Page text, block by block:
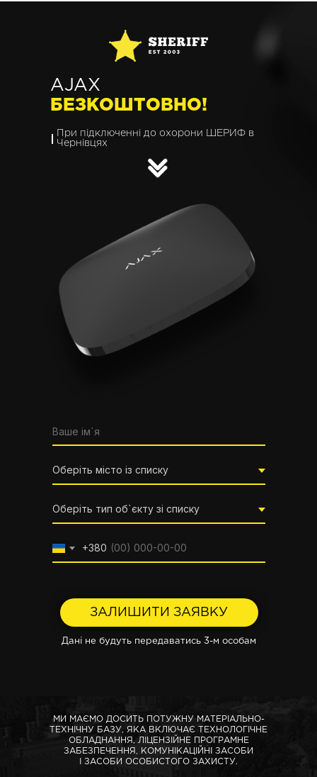
AJAX
БЕЗКОШТОВНО!
При підключенні до охорони ШЕРИФ в
Чернівцях
+380
ЗАЛИШИТИ ЗАЯВКУ
Дані не будуть передаватись 3-м особам
МИ МАЄМО ДОСИТЬ ПОТУЖНУ МАТЕРІАЛЬНО-
ТЕХНІЧНУ БАЗУ, ЯКА ВКЛЮЧАЄ ТЕХНОЛОГІЧНЕ
ОБЛАДНАННЯ, ЛІЦЕНЗІЙНЕ ПРОГРАМНЕ
ЗАБЕЗПЕЧЕННЯ, КОМУНІКАЦІЙНІ ЗАСОБИ
І ЗАСОБИ ОСОБИСТОГО ЗАХИСТУ.